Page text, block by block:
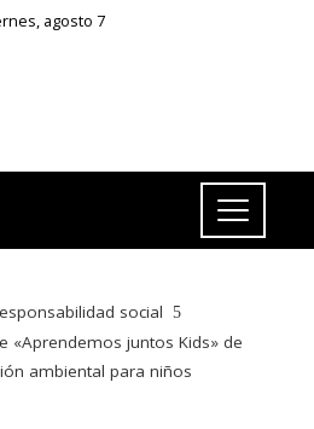
agosto 7
social
«Aprendemos juntos Kids» de
ambiental para niños